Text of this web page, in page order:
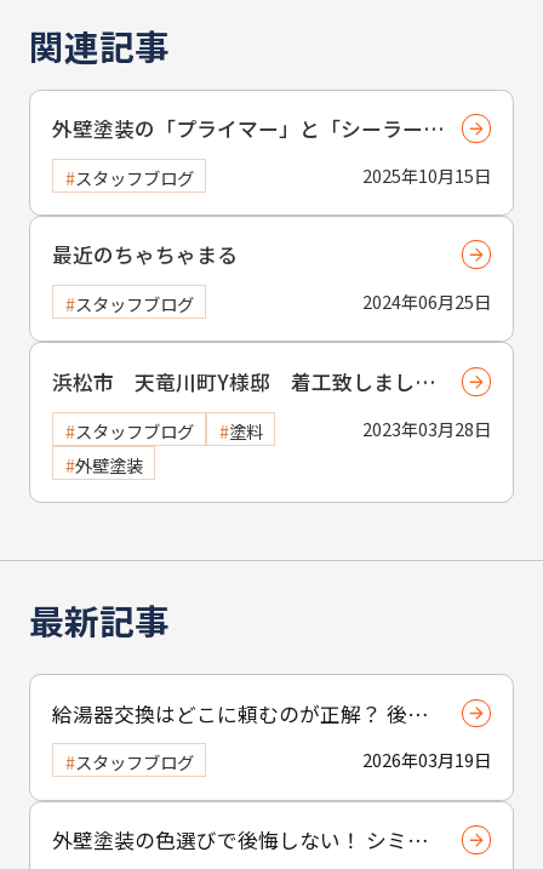
最新記事
給湯器交換はどこに頼むのが正解？ 後悔
しない業者の選び方と住まいの健康管理
術
2026年03月19日
スタッフブログ
外壁塗装の色選びで後悔しない！ シミュ
関連記事
2025年10月15日
外壁塗装の「プライマー」と「シーラー」
の違い｜下塗り材の役割と注意点
スタッフブログ
2024年06月25日
最近のちゃちゃまる
スタッフブログ
2023年03月28日
浜松市 天竜川町Y様邸 着工致しまし
た！
スタッフブログ
塗料
外壁塗装